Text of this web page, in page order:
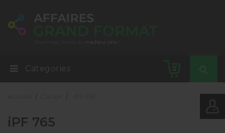
Categories
iPF 765